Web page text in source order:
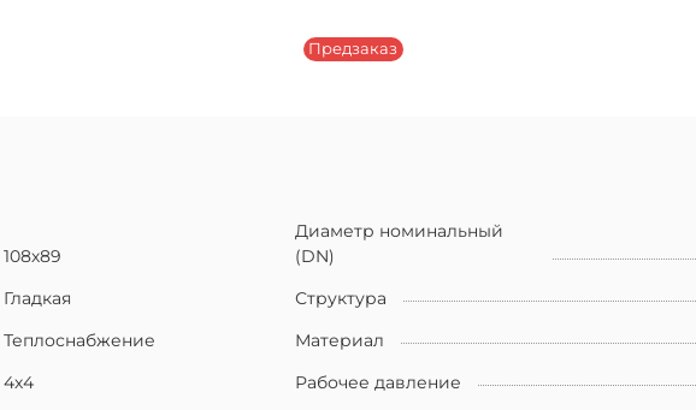
Предзаказ
108х89
Диаметр номинальный
(DN)
Гладкая Структура
Теплоснабжение Материал
4х4 Рабочее давление